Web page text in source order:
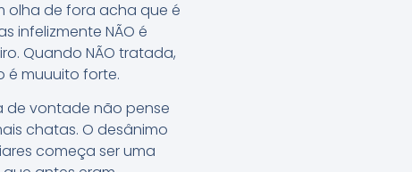
olha de fora acha que é
infelizmente NÃO é
Quando NÃO tratada,
é muuuito forte.
de vontade não pense
chatas. O desânimo
começa ser uma